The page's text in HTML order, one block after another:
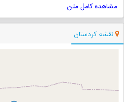
مشاهده کامل متن
نقشه کردستان